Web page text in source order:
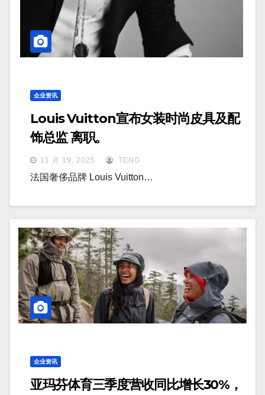
企业资讯
Louis Vuitton宣布女装时尚皮具及配
饰总监 离职。
11 月 19, 2025 TENG
法国奢侈品牌 Louis Vuitton…
企业资讯
亚玛芬体育三季度营收同比增长30%，